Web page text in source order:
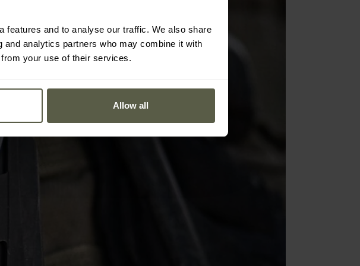
features and to analyse our traffic. We also share
analytics partners who may combine it with
your use of their services.
Allow all